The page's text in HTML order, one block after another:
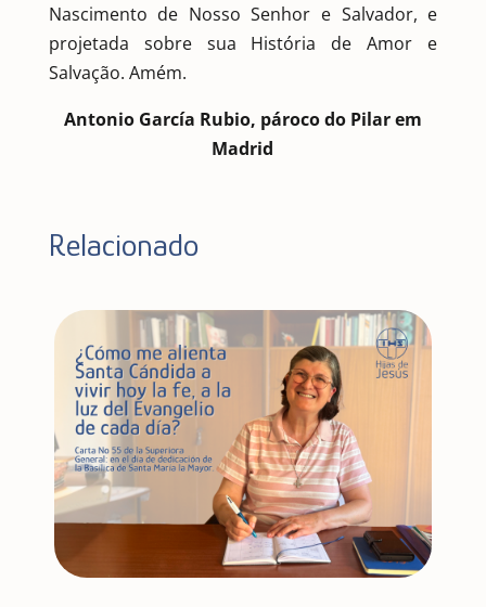
Nascimento de Nosso Senhor e Salvador, e
projetada sobre sua História de Amor e
Salvação. Amém.
Antonio García Rubio, pároco do Pilar em
Madrid
Relacionado